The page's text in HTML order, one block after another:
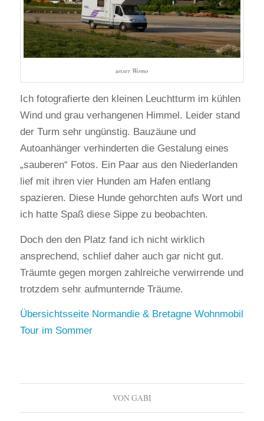
unser Womo
Ich fotografierte den kleinen Leuchtturm im kühlen
Wind und grau verhangenen Himmel. Leider stand
der Turm sehr ungünstig. Bauzäune und
Autoanhänger verhinderten die Gestalung eines
„sauberen“ Fotos. Ein Paar aus den Niederlanden
lief mit ihren vier Hunden am Hafen entlang
spazieren. Diese Hunde gehorchten aufs Wort und
ich hatte Spaß diese Sippe zu beobachten.
Doch den den Platz fand ich nicht wirklich
ansprechend, schlief daher auch gar nicht gut.
Träumte gegen morgen zahlreiche verwirrende und
trotzdem sehr aufmunternde Träume.
Übersichtsseite Normandie & Bretagne Wohnmobil
Tour im Sommer
VONGABI